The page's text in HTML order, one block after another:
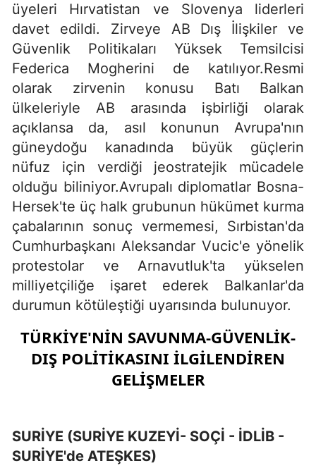
üyeleri Hırvatistan ve Slovenya liderleri
davet edildi. Zirveye AB Dış İlişkiler ve
Güvenlik Politikaları Yüksek Temsilcisi
Federica Mogherini de katılıyor.Resmi
olarak zirvenin konusu Batı Balkan
ülkeleriyle AB arasında işbirliği olarak
açıklansa da, asıl konunun Avrupa'nın
güneydoğu kanadında büyük güçlerin
nüfuz için verdiği jeostratejik mücadele
olduğu biliniyor.Avrupalı diplomatlar Bosna-
Hersek'te üç halk grubunun hükümet kurma
çabalarının sonuç vermemesi, Sırbistan'da
Cumhurbaşkanı Aleksandar Vucic'e yönelik
protestolar ve Arnavutluk'ta yükselen
milliyetçiliğe işaret ederek Balkanlar'da
durumun kötüleştiği uyarısında bulunuyor.
TÜRKİYE'NİN SAVUNMA-GÜVENLİK-
DIŞ POLİTİKASINI İLGİLENDİREN
GELİŞMELER
SURİYE (SURİYE KUZEYİ- SOÇİ - İDLİB -
SURİYE'de ATEŞKES)